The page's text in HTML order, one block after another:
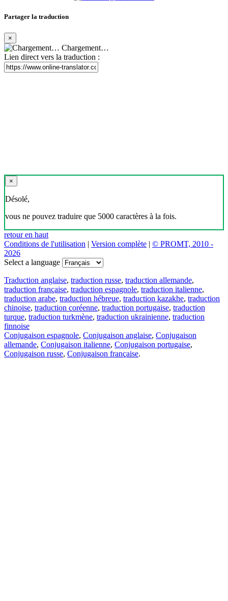
Partager la traduction
×
Chargement…
Lien direct vers la traduction :
×
Désolé,
vous ne pouvez traduire que 5000 caractères à la fois.
retour en haut
Conditions de l'utilisation | Version complète | © PROMT, 2010 -
2026
Select a language
Traduction anglaise, traduction russe, traduction allemande,
traduction française, traduction espagnole, traduction italienne,
traduction arabe, traduction hébreue, traduction kazakhe, traduction
chinoise, traduction coréenne, traduction portugaise, traduction
turque, traduction turkmène, traduction ukrainienne, traduction
finnoise
Conjugaison espagnole, Conjugaison anglaise, Conjugaison
allemande, Conjugaison italienne, Conjugaison portugaise,
Conjugaison russe, Conjugaison française.